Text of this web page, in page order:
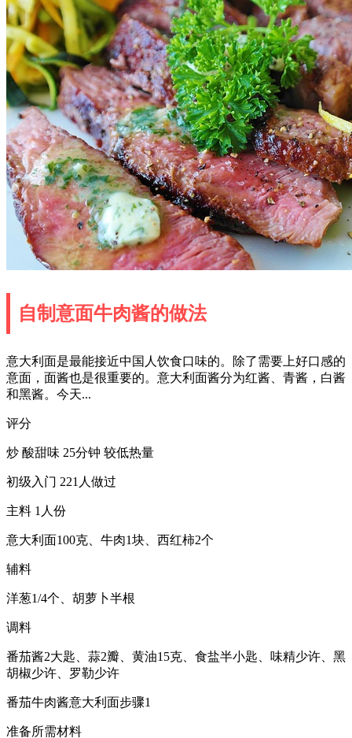
自制意面牛肉酱的做法
意大利面是最能接近中国人饮食口味的。除了需要上好口感的
意面，面酱也是很重要的。意大利面酱分为红酱、青酱，白酱
和黑酱。今天...
评分
炒 酸甜味 25分钟 较低热量
初级入门 221人做过
主料 1人份
意大利面100克、牛肉1块、西红柿2个
辅料
洋葱1/4个、胡萝卜半根
调料
番茄酱2大匙、蒜2瓣、黄油15克、食盐半小匙、味精少许、黑
胡椒少许、罗勒少许
番茄牛肉酱意大利面步骤1
准备所需材料